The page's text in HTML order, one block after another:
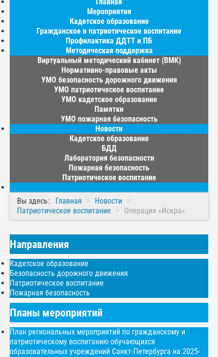
Мероприятия
Кадетское образование
Гражданское и патриотическое воспитание
Профилактика ДДТТ и ПБ
Методическая поддержка
Виртуальный методический кабинет (ВМК)
Нормативно-правовые акты
УМО безопасность дорожного движения
УМО патриотическое воспитание
УМО кадетское образование
Памятки
УМО пожарная безопасность
Новости
Кадетское образование
БДД
Лаборатория безопасности
Пожарная безопасность
Патриотическое воспитание
Вы здесь: Главная
Новости
Патриотическое воспитание
Операция «Искра»
Направления
Кадетское образование
Безопасность дорожного движения
Патриотическое воспитание
Пожарная безопасность
Планы мероприятий
План региональных мероприятий по гражданскому и
патриотическому воспитанию обучающихся
образовательных учреждений Санкт-Петербурга на 2025-